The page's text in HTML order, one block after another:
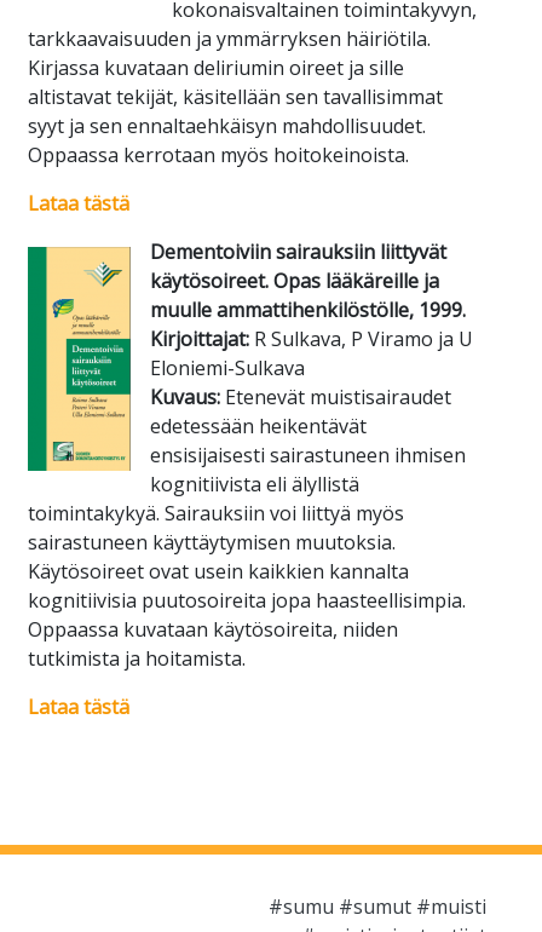
kokonaisvaltainen toimintakyvyn,
tarkkaavaisuuden ja ymmärryksen häiriötila.
Kirjassa kuvataan deliriumin oireet ja sille
altistavat tekijät, käsitellään sen tavallisimmat
syyt ja sen ennaltaehkäisyn mahdollisuudet.
Oppaassa kerrotaan myös hoitokeinoista.
Lataa tästä
Dementoiviin sairauksiin liittyvät
käytösoireet. Opas lääkäreille ja
muulle ammattihenkilöstölle, 1999.
Kirjoittajat: R Sulkava, P Viramo ja U
Eloniemi-Sulkava
Kuvaus: Etenevät muistisairaudet
edetessään heikentävät
ensisijaisesti sairastuneen ihmisen
kognitiivista eli älyllistä
toimintakykyä. Sairauksiin voi liittyä myös
sairastuneen käyttäytymisen muutoksia.
Käytösoireet ovat usein kaikkien kannalta
kognitiivisia puutosoireita jopa haasteellisimpia.
Oppaassa kuvataan käytösoireita, niiden
tutkimista ja hoitamista.
Lataa tästä
#sumu #sumut #muisti